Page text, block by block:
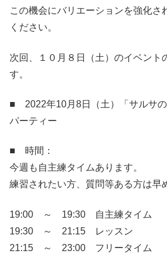
この機会にバリエーションを強化さ
ください。
次回、１０月８日（土）のイベント
す。
■ 2022年10月8日（土）「サルサの
パーティー
■ 時間：
今週も自主練タイムあります。
練習されたい方、質問等ある方は早
19:00 ～ 19:30 自主練タイム
19:30 ～ 21:15 レッスン
21:15 ～ 23:00 フリータイム